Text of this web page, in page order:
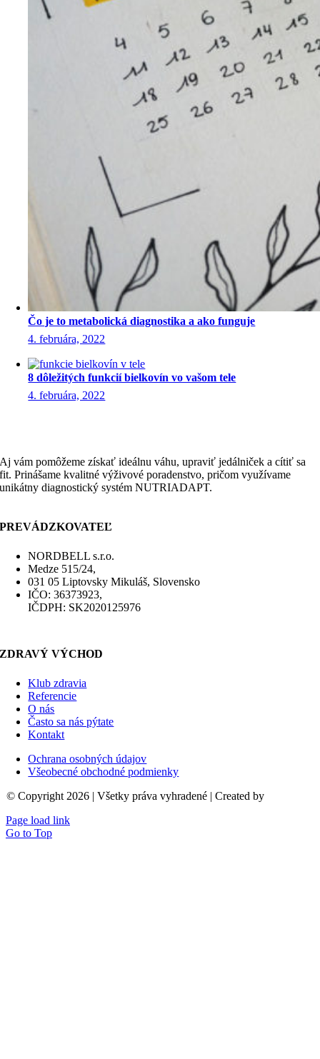
Čo je to metabolická diagnostika a ako funguje
4. februára, 2022
8 dôležitých funkcií bielkovín vo vašom tele
4. februára, 2022
Aj vám pomôžeme získať ideálnu váhu, upraviť jedálniček a cítiť sa
fit. Prinášame kvalitné výživové poradenstvo, pričom využívame
unikátny diagnostický systém NUTRIADAPT.
PREVÁDZKOVATEĽ
NORDBELL s.r.o.
Medze 515/24,
031 05 Liptovsky Mikuláš, Slovensko
IČO: 36373923,
IČDPH: SK2020125976
ZDRAVÝ VÝCHOD
Klub zdravia
Referencie
O nás
Často sa nás pýtate
Kontakt
Ochrana osobných údajov
Všeobecné obchodné podmienky
© Copyright 2026 | Všetky práva vyhradené | Created by
Page load link
Go to Top